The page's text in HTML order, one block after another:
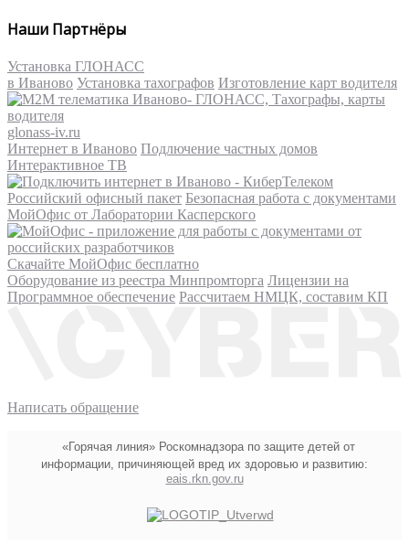
Наши Партнёры
Установка ГЛОНАСС
в Иваново Установка тахографов Изготовление карт водителя
glonass-iv.ru
Интернет в Иваново Подлючение частных домов
Интерактивное ТВ
Российский офисный пакет Безопасная работа с документами
МойОфис от Лаборатории Касперского
Скачайте МойОфис бесплатно
Оборудование из реестра Минпромторга Лицензии на
Программное обеспечение Рассчитаем НМЦК, составим КП
Написать обращение
«Горячая линия» Роскомнадзора по защите детей от
информации, причиняющей вред их здоровью и развитию:
eais.rkn.gov.ru